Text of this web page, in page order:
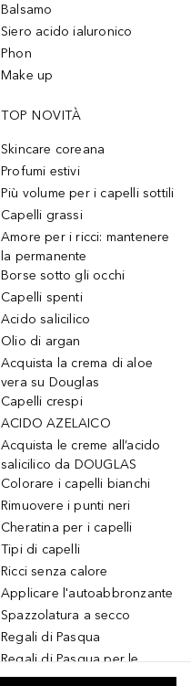
Balsamo
Siero acido ialuronico
Phon
Make up
TOP NOVITÀ
Skincare coreana
Profumi estivi
Più volume per i capelli sottili
Capelli grassi
Amore per i ricci: mantenere
la permanente
Borse sotto gli occhi
Capelli spenti
Acido salicilico
Olio di argan
Acquista la crema di aloe
vera su Douglas
Capelli crespi
ACIDO AZELAICO
Acquista le creme all’acido
salicilico da DOUGLAS
Colorare i capelli bianchi
Rimuovere i punti neri
Cheratina per i capelli
Tipi di capelli
Ricci senza calore
Applicare l'autoabbronzante
Spazzolatura a secco
Regali di Pasqua
Regali di Pasqua per le
donne